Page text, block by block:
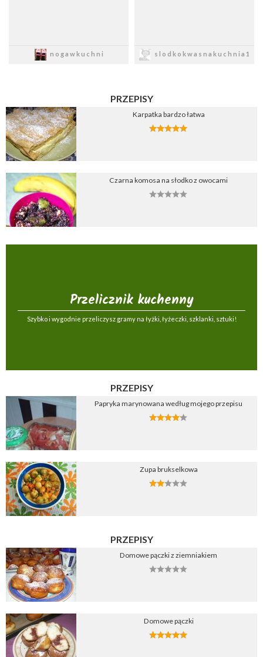
nogawkuchni slodkokwasnakuchnia1
PRZEPISY
Karpatka bardzo łatwa
Czarna komosa na słodko z owocami
Przelicznik kuchenny
Szybko i wygodnie przeliczysz gramy na łyżki, łyżeczki, szklanki, sztuki!
PRZEPISY
Papryka marynowana według mojego przepisu
Zupa brukselkowa
PRZEPISY
Domowe pączki z ziemniakiem
Domowe pączki